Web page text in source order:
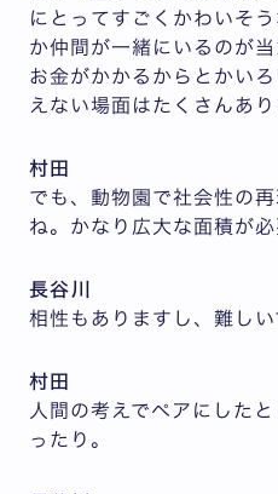
にとってすごくかわいそ
か仲間が一緒にいるのが
お金がかかるからとかい
えない場面はたくさんあり
村田
でも、動物園で社会性の
ね。かなり広大な面積が必
長谷川
相性もありますし、難しい
村田
人間の考えでペアにした
ったり。